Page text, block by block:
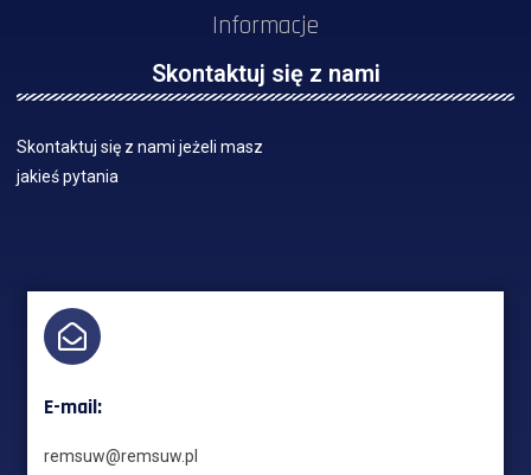
Informacje
Skontaktuj się z nami
Skontaktuj się z nami jeżeli masz
jakieś pytania
E-mail:
remsuw@remsuw.pl